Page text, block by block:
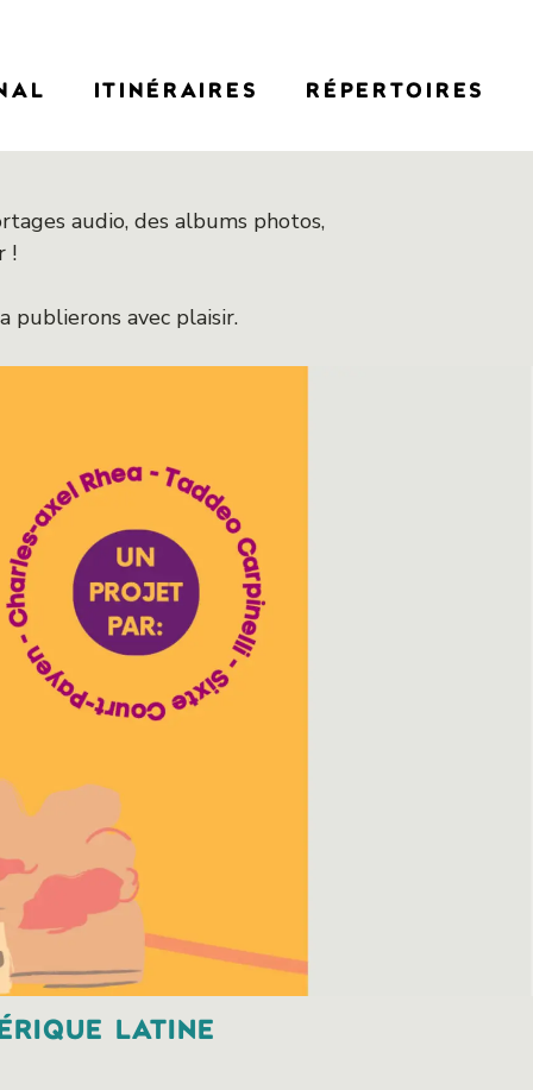
ITINÉRAIRES RÉPERTOIRES
audio, des albums photos,
!
publierons avec plaisir.
latine